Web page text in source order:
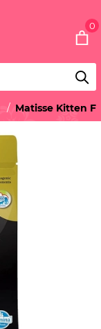
0
Matisse Kitten